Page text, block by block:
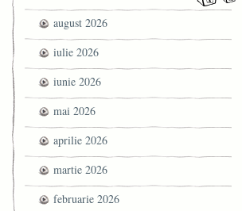
august 2026
iulie 2026
iunie 2026
mai 2026
aprilie 2026
martie 2026
februarie 2026